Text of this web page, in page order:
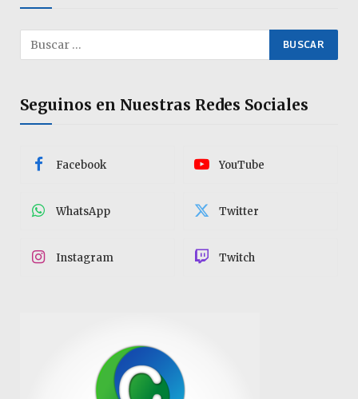
Seguinos en Nuestras Redes Sociales
Facebook YouTube
WhatsApp Twitter
Instagram Twitch